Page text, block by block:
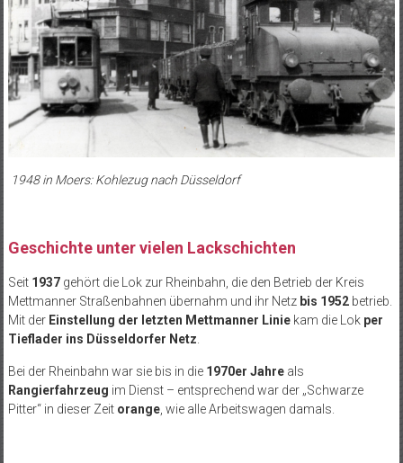
1948 in Moers: Kohlezug nach Düsseldorf
Geschichte unter vielen Lackschichten
Seit 1937gehört die Lok zur Rheinbahn, die den Betrieb der Kreis
Mettmanner Straßenbahnen übernahm und ihr Netz bis 1952betrieb.
Mit der Einstellung der letzten Mettmanner Liniekam die Lok per
Tieflader ins Düsseldorfer Netz
Bei der Rheinbahn war sie bis in die 1970er Jahreals
Rangierfahrzeug im Dienst – entsprechend war der „Schwarze
Pitter“ in dieser Zeit orange, wie alle Arbeitswagen damals.